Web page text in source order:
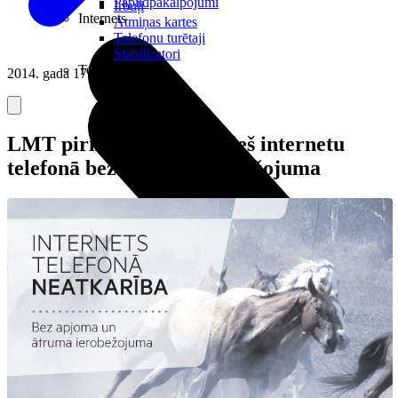
Internets
Irbuļi
Atmiņas kartes
Telefonu turētaji
Stabilizatori
Televizori
2014. gada 17. decembris
LMT pirmais Baltijā ievieš internetu
telefonā bez apjoma ierobežojuma